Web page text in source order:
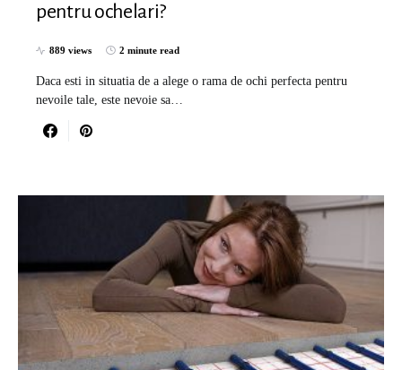
pentru ochelari?
889 views 2 minute read
Daca esti in situatia de a alege o rama de ochi perfecta pentru
nevoile tale, este nevoie sa…